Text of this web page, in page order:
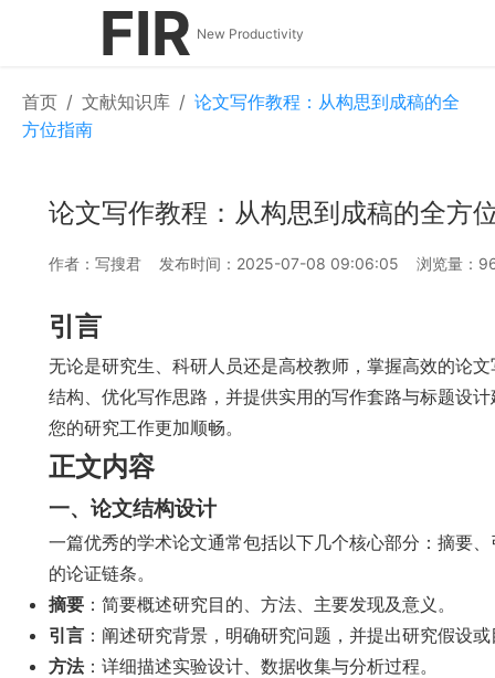
FIR New Productivity
首页 / 文献知识库 / 论文写作教程：从构思到成稿的全
方位指南
论文写作教程：从构思到成稿的全方
作者：写搜君 发布时间：2025-07-08 09:06:05 浏览量：
引言
无论是研究生、科研人员还是高校教师，掌握高效的论
结构、优化写作思路，并提供实用的写作套路与标题设
您的研究工作更加顺畅。
正文内容
一、论文结构设计
一篇优秀的学术论文通常包括以下几个核心部分：摘要
的论证链条。
摘要 ：简要概述研究目的、方法、主要发现及意义。
引言 ：阐述研究背景，明确研究问题，并提出研究假设
方法：详细描述实验设计、数据收集与分析过程。